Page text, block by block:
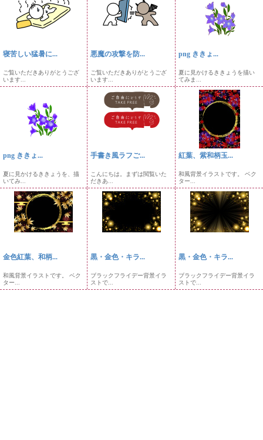
寝苦しい猛暑に...
ご覧いただきありがとうござ
います...
悪魔の攻撃を防...
ご覧いただきありがとうござ
います...
png ききょ...
夏に見かけるききょうを描い
てみま...
png ききょ...
夏に見かけるききょうを、描
いてみ...
手書き風ラフご...
こんにちは。まずは閲覧いた
だきあ...
紅葉、紫和柄玉...
和風背景イラストです。 ベク
ター...
金色紅葉、和柄...
和風背景イラストです。 ベク
ター...
黒・金色・キラ...
ブラックフライデー背景イラ
ストで...
黒・金色・キラ...
ブラックフライデー背景イラ
ストで...